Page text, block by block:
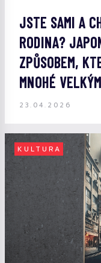
JSTE SAMI A
RODINA?
ZPŮSOBEM,
MNOHÉ
23.04.2026
KULTURA